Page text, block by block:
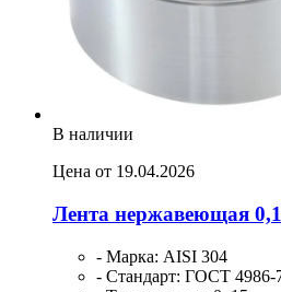
В наличии
Цена от 19.04.2026
Лента нержавеющая
- Марка: AISI 304
- Стандарт: ГОСТ 4986-